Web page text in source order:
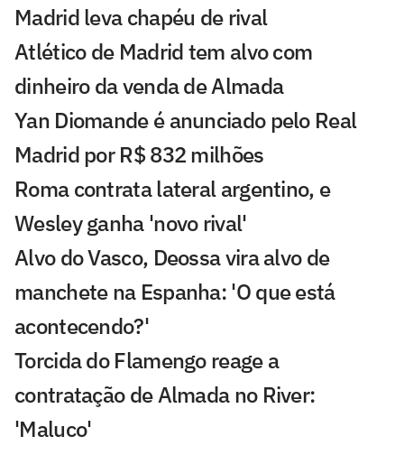
Madrid leva chapéu de rival
Atlético de Madrid tem alvo com
dinheiro da venda de Almada
Yan Diomande é anunciado pelo Real
Madrid por R$ 832 milhões
Roma contrata lateral argentino, e
Wesley ganha 'novo rival'
Alvo do Vasco, Deossa vira alvo de
manchete na Espanha: 'O que está
acontecendo?'
Torcida do Flamengo reage a
contratação de Almada no River:
'Maluco'